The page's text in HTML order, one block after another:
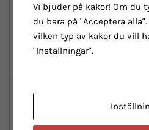
FRAME
Via Nirone 7 Dama
hydroforming tubing, internal
31.6mm, sizes 44-46-50-53-
SEATPOSTCLAMPMX-112C
Vi bjuder på kakor! Om du
du bara på "Acceptera
vilken typ av kakor du vill
"Inställningar".